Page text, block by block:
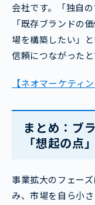
会社です。「独自
「既存ブランドの
場を構築したい」
信頼につながったと
【ネオマーケティ
まとめ：ブ
「想起の点
事業拡大のフェー
み、市場を自ら小